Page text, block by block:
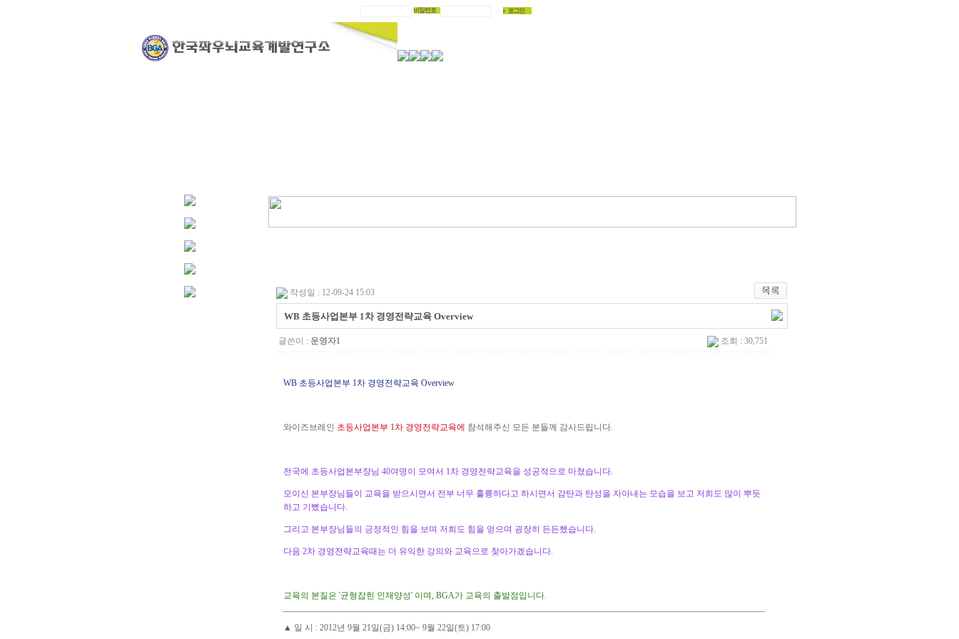
작성일 : 12-09-24 15:03
WB 초등사업본부 1차 경영전략교육 Overview
글쓴이 : 운영자1 조회 : 30,751
WB 초등사업본부 1차 경영전략교육 Overview
와이즈브레인 초등사업본부 1차 경영전략교육에 참석해주신 모든 분들께 감사드립니다.
전국에 초등사업본부장님 40여명이 모여서 1차 경영전략교육을 성공적으로 마쳤습니다.
모이신 본부장님들이 교육을 받으시면서 전부 너무 훌륭하다고 하시면서 감탄과 탄성을 자아내는 모습을 보고 저희도 많이 뿌듯
하고 기뻤습니다.
그리고 본부장님들의 긍정적인 힘을 보며 저희도 힘을 얻으며 굉장히 든든했습니다.
다음 2차 경영전략교육때는 더 유익한 강의와 교육으로 찾아가겠습니다.
교육의 본질은 '균형잡힌 인재양성' 이며, BGA가 교육의 출발점입니다.
▲ 일 시 : 2012년 9월 21일(금) 14:00~ 9월 22일(토) 17:00